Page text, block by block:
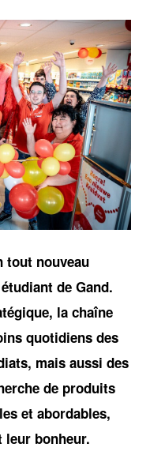
tout nouveau
de Gand.
la chaîne
quotidiens des
mais aussi des
de produits
et abordables,
bonheur.